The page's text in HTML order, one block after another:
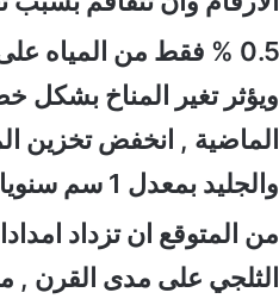
0.5 % فقط من المياه
ويؤثر تغير المناخ بشكل
الماضية , انخفض تخزين
والجليد بمعدل 1 سم سنويا مع تداعيات كبيرة على الأمن المائي .
من المتوقع ان تزداد
الثلجي على مدى القرن ,